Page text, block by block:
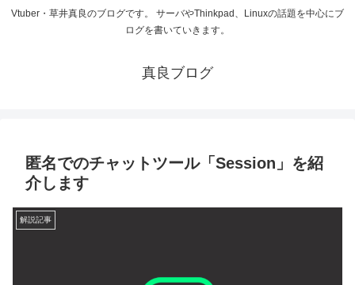
Vtuber・草井真良のブログです。 サーバやThinkpad、Linuxの話題を中心にブ
ログを書いていきます。
真良ブログ
匿名でのチャットツール「Session」を紹
介します
解説記事